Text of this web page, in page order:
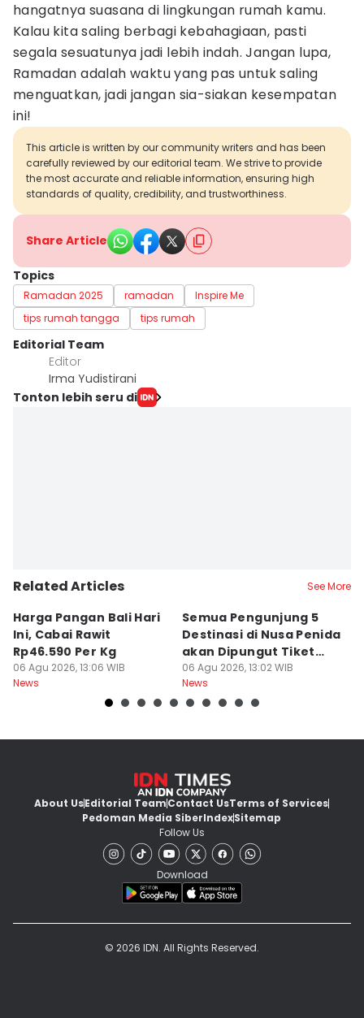
hangatnya suasana di lingkungan rumah kamu.
Kalau kita saling berbagi kebahagiaan, pasti
segala sesuatunya jadi lebih indah. Jangan lupa,
Ramadan adalah waktu yang pas untuk saling
menguatkan, jadi jangan sia-siakan kesempatan
ini!
This article is written by our community writers and has been
carefully reviewed by our editorial team. We strive to provide
the most accurate and reliable information, ensuring high
standards of quality, credibility, and trustworthiness.
Share Article
Topics
Ramadan 2025 ramadan
Inspire Me
tips rumah tangga
tips rumah
Editorial Team
Editor
Irma Yudistirani
Tonton lebih seru di
Related Articles See More
Harga Pangan Bali Hari
Ini, Cabai Rawit
Rp46.590 Per Kg
06 Agu 2026, 13:06 WIB
News
Semua Pengunjung 5
Destinasi di Nusa Penida
akan Dipungut Tiket
Masuk
06 Agu 2026, 13:02 WIB
News
About UsEditorial TeamContact UsTerms of Services
Pedoman Media SiberIndexSitemap
Follow Us
Download
© 2026 IDN. All Rights Reserved.